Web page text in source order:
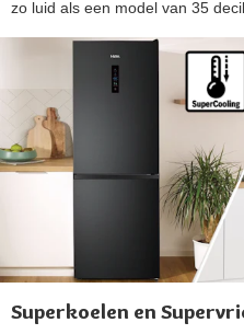
zo luid als een model van 35
Superkoelen en